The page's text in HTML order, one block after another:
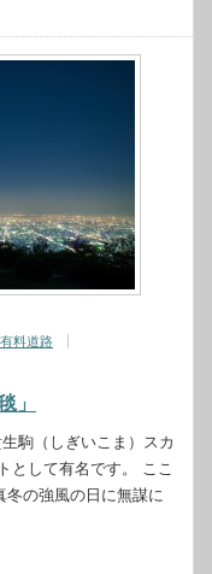
有料道路
」
駒（しぎいこま）スカ
として有名です。 ここ
冬の強風の日に無謀に